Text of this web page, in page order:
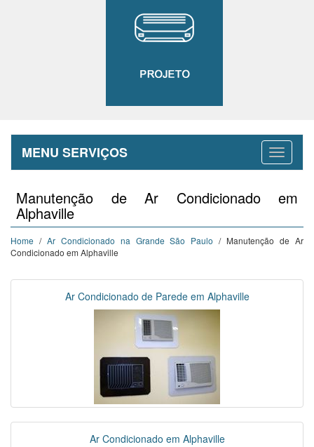
MENU SERVIÇOS
Manutenção de Ar Condicionado em
Alphaville
Home / Ar Condicionado na Grande São Paulo / Manutenção de Ar
Condicionado em Alphaville
Ar Condicionado de Parede em Alphaville
Ar Condicionado em Alphaville